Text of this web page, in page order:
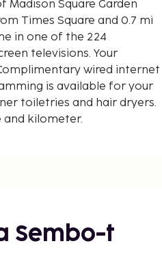
Madison Square Garden
in one of the 224
televisions. Your
wired internet
is available for your
toiletries and hair dryers.
and kilometer.
mi
Sembo-t